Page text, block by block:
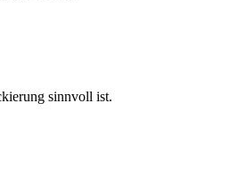
sinnvoll ist.